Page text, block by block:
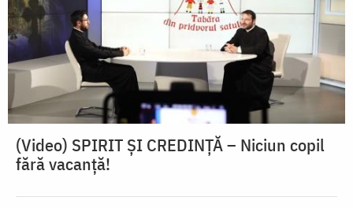
(Video) SPIRIT ŞI CREDINŢĂ – Niciun copil
fără vacanţă!